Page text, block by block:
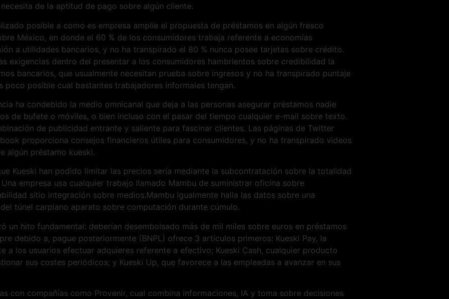
de la aptitud de pago sobre algún cliente.
posible a como es empresa amplíe el propuesta de préstamos en algún fresco
México, en donde el 60 % de los consumidores trabaja referente a economías
a utilidades bancarios, y no ha transpirado el 80 % nunca posee tarjetas sobre crédito.
exigencias dentro del presentar a los consumidores hambrientos sobre credibilidad la
bancarios, que usualmente necesitan prueba sobre ingresos y no ha transpirado puntaje
poco posible cual bastantes trabajadores informales tengan.
ha condebido la medio omnicanal que deja a las personas asegurar préstamos nadie
de bufete o móviles, o bien incluso con el pasar del tiempo cualquier e-mail sobre texto.
de publicidad entrante y saliente para fascinar clientes. Las páginas de Twitter
proporciona consejos financieros útiles para consumidores, y no ha transpirado videos
algún préstamo kueski.
Kueski han podido limitar las precios serí­a mediante la subcontratación sobre la totalidad
empresa usa cualquier trabajo llamado Mambu de suministrar oficina sobre
sitio integración sobre medios.Mambu igualmente halla las datos sobre una
túnel carpiano aparato sobre computación durante cúmulo.
un hito fundamental: deberían desembolsado más de mil miles sobre euros en préstamos
debido a, pague posteriormente (BNPL) ofrece 3 artículos primeros: Kueski Pay, la
a los usuarios efectuar adquieres referente a efectivo; Kueski Cash, cualquier producto
sus costes periódicos; y Kueski Up, que favorece a las empleadas a avanzar en sus
con compañías como Provenir, cual combina informaciones, IA y toma sobre decisiones